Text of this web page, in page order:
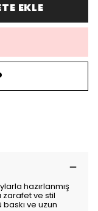
EKLE
hazırlanmış
zarafet ve stil
ve uzun